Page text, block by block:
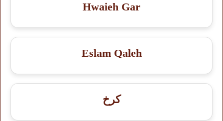
Hwaieh Gar
Eslam Qaleh
کرخ